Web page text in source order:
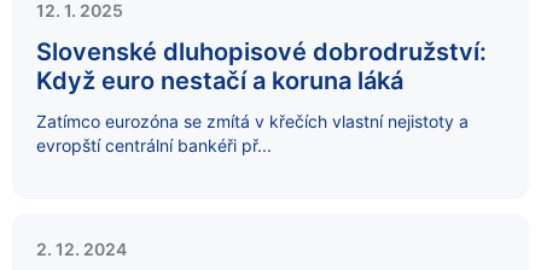
12. 1. 2025
Slovenské dluhopisové dobrodružství:
Když euro nestačí a koruna láká
Zatímco eurozóna se zmítá v křečích vlastní nejistoty a
evropští centrální bankéři př...
2. 12. 2024